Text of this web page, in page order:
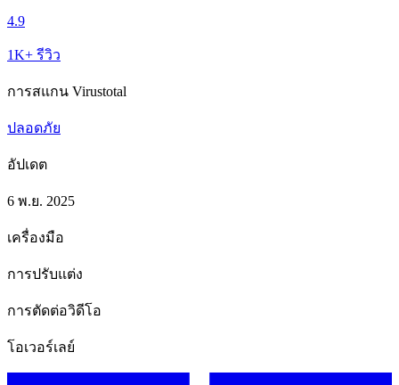
4.9
1K+ รีวิว
การสแกน Virustotal
ปลอดภัย
อัปเดต
6 พ.ย. 2025
เครื่องมือ
การปรับแต่ง
การตัดต่อวิดีโอ
โอเวอร์เลย์